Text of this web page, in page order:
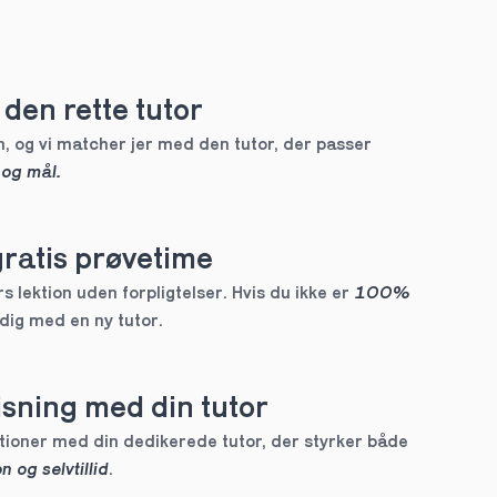
rette tutor
og vi matcher jer med den tutor, der passer
mål.
prøvetime
lektion uden forpligtelser. Hvis du ikke er 100%
med en ny tutor.
med din tutor
og selvtillid.